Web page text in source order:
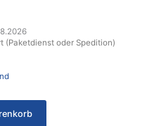
(Paketdienst oder Spedition)